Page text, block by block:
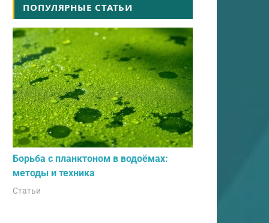
ПОПУЛЯРНЫЕ СТАТЬИ
Борьба с планктоном в водоёмах:
методы и техника
Статьи